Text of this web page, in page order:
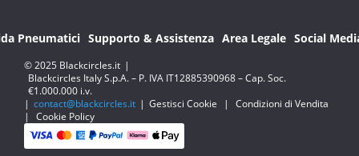
Pneumatici Supporto & Assistenza Area Legale Social
© 2025 Blackcircles.it |
Blackcircles Italy S.p.A. – P. IVA IT12885390968 – Cap. Soc.
€1.000.000 i.v.
| contact@blackcircles.it | Gestisci Cookie |
Condizioni di Vendita
|
Cookie Policy